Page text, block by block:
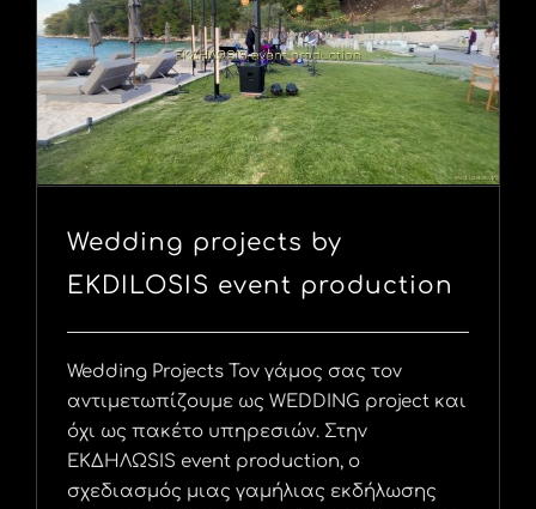
Wedding projects by
EKDILOSIS event production
Wedding Projects Τον γάμος σας τον
αντιμετωπίζουμε ως WEDDING project και
όχι ως πακέτο υπηρεσιών. Στην
ΕΚΔΗΛΩSIS event production, ο
σχεδιασμός μιας γαμήλιας εκδήλωσης